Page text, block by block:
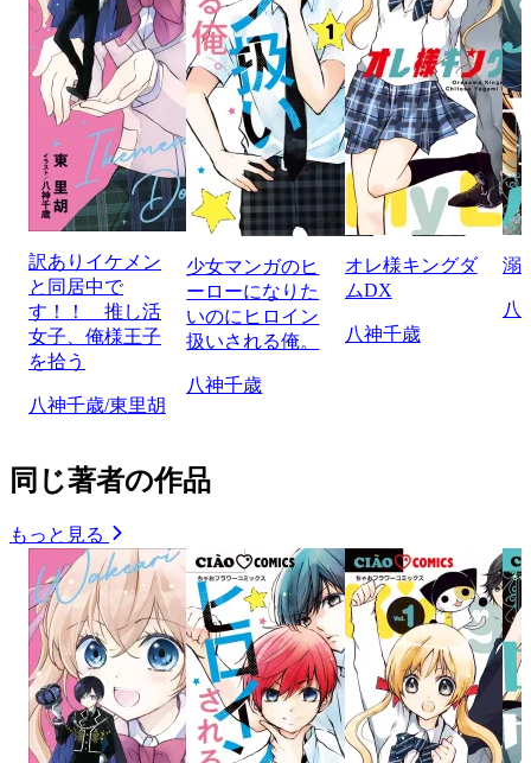
訳ありイケメン
と同居中で
す！！ 推し活
女子、俺様王子
を拾う
八神千歳/東里胡
少女マンガのヒ
ーローになりた
いのにヒロイン
扱いされる俺。
八神千歳
オレ様キングダ
ムDX
八神千歳
溺
八
同じ著者の作品
もっと見る